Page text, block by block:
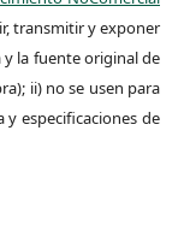
transmitir y exponer
y la fuente original de
ii) no se usen para
y especificaciones de